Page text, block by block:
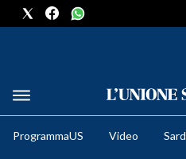
METEO
ProgrammaUS Video